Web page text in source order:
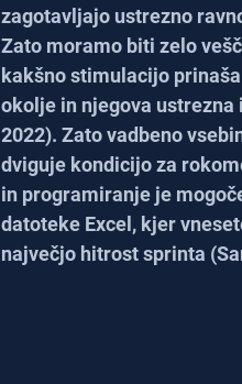
zagotavljajo ustrezno
Zato moramo biti zelo
kakšno stimulacijo
okolje in njegova ustrezna
2022). Zato vadbeno
dviguje kondicijo za
in programiranje je
datoteke Excel, kjer
največjo hitrost sprinta